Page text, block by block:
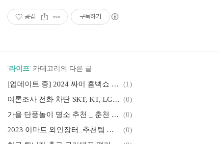
공감 구독하기
'라이프' 카테고리의 다른 글
[업데이트 중] 2024 싸이 흠뻑쇼 게스트 라인업 보러가기 앵콜공연 티켓팅 꿀팁
(1)
여론조사 전화 차단 SKT, KT, LG, 알뜰폰요금, 02, 1547, 아이폰,(+사전투표 장소 찾기) (0)
가을 단풍놀이 명소 추천 _ 춘천 편, 소울로스터리, 전기자전거, 춘천세계주류마켓
(0)
2023 이마트 와인장터_추천템 가격 꿀팁 리스트 치즈 페어링
(0)